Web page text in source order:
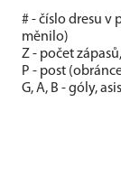
# - číslo dresu v
měnilo)
Z - počet
P - post
G, A, B - góly,